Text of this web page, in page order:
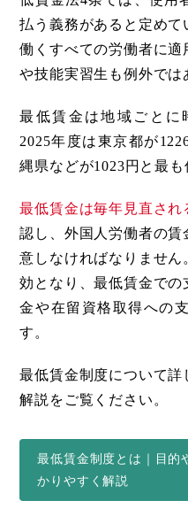
払う義務があると定め
働くすべての労働者に
や技能実習生も例外では
最低賃金は地域ごとに
2025年度は東京都が
縄県などが1023円と最も
最低賃金は毎年見直され
認し、外国人労働者の
意しなければなりませ
効となり、最低賃金での
金や在留資格取得への
す。
最低賃金制度について
解説をご覧ください。
最低賃金制度とは｜目的
かりやすく解説